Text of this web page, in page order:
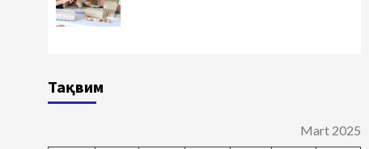
Тақвим
Mart 2025